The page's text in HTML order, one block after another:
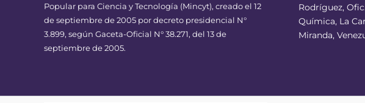
Popular para Ciencia y Tecnología (Mincyt), creado el 12
de septiembre de 2005 por decreto presidencial N°
3.899, según Gaceta-Oficial N° 38.271, del 13 de
septiembre de 2005.
Rodríguez,
Química, La
Miranda,